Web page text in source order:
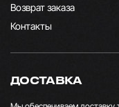
Возврат заказа
Контакты
ДОСТАВКА